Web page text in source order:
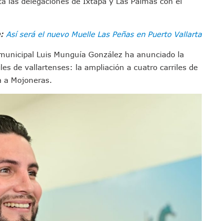
Urgencias Del Hospital 42 De Puerto Vallarta
Promoción En California Con Seminarios Turísticos
Hipótesis Por La Muerte De Dos Jóvenes En El Río Ameca
El Sistema De Electromovilidad En Puerto Vallarta
A 100 Familias De Puerto Vallarta
Nacional De La Liga Premier FMF
De Familias En Las Paseadas De Las Palmas 2026
Mantienen Restricciones En Playas De Puerto Vallarta
Comienza Una Nueva Vida Con Una Familia
Solo Generó 262 Mil En Seis Meses: Coparmex
Edificios Y Puentes En Japón (VIDEOS)
De Jalisco, Según Statistical Research Corporation
Al Corredor Bahía De Banderas–Puerto Vallarta
Así será el nuevo Muelle Las Peñas en Puerto Vallarta
Luis Munguía González ha anunciado la
de vallartenses: la ampliación a cuatro carriles de
a Mojoneras.